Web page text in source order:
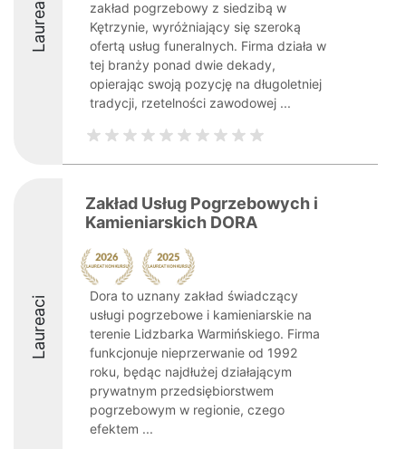
Laureaci
zakład pogrzebowy z siedzibą w
Kętrzynie, wyróżniający się szeroką
ofertą usług funeralnych. Firma działa w
tej branży ponad dwie dekady,
opierając swoją pozycję na długoletniej
tradycji, rzetelności zawodowej ...
Laureaci
Zakład Usług Pogrzebowych i
Kamieniarskich DORA
Dora to uznany zakład świadczący
usługi pogrzebowe i kamieniarskie na
terenie Lidzbarka Warmińskiego. Firma
funkcjonuje nieprzerwanie od 1992
roku, będąc najdłużej działającym
prywatnym przedsiębiorstwem
pogrzebowym w regionie, czego
efektem ...